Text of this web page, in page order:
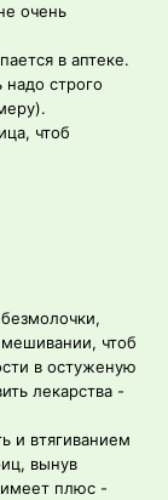
очень
в аптеке.
строго
чтоб
чтоб
в остуженую
лекарства -
и втягиванием
вынув
плюс -